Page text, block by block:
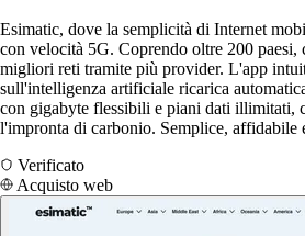
Esimatic, dove la semplicità di Internet
con velocità 5G. Coprendo oltre 200 paesi,
migliori reti tramite più provider. L'app
sull'intelligenza artificiale ricarica
con gigabyte flessibili e piani dati illimitati,
l'impronta di carbonio. Semplice, affidabile
Verificato
Acquisto web